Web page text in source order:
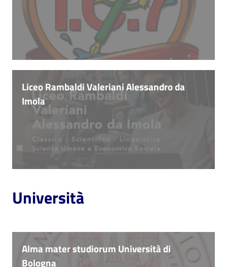
Liceo Rambaldi Valeriani Alessandro da
Imola
Università
Alma mater studiorum Università di
Bologna